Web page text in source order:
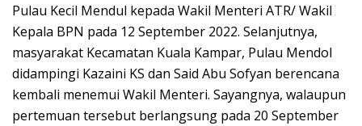
Pulau Kecil Mendul kepada Wakil Menteri ATR/ Wakil
Kepala BPN pada 12 September 2022. Selanjutnya,
masyarakat Kecamatan Kuala Kampar, Pulau Mendol
didampingi Kazaini KS dan Said Abu Sofyan berencana
kembali menemui Wakil Menteri. Sayangnya, walaupun
pertemuan tersebut berlangsung pada 20 September